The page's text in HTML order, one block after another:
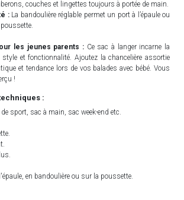
couches et lingettes toujours à portée de main.
:La bandoulière réglable permet un port à l’épaule ou
les jeunes parents : Ce sac à langer incarne la
style et fonctionnalité. Ajoutez la chancelière assortie
et tendance lors de vos balades avec bébé. Vous
!
:
sport, sac à main, sac week-end etc.
en bandoulière ou sur la poussette.